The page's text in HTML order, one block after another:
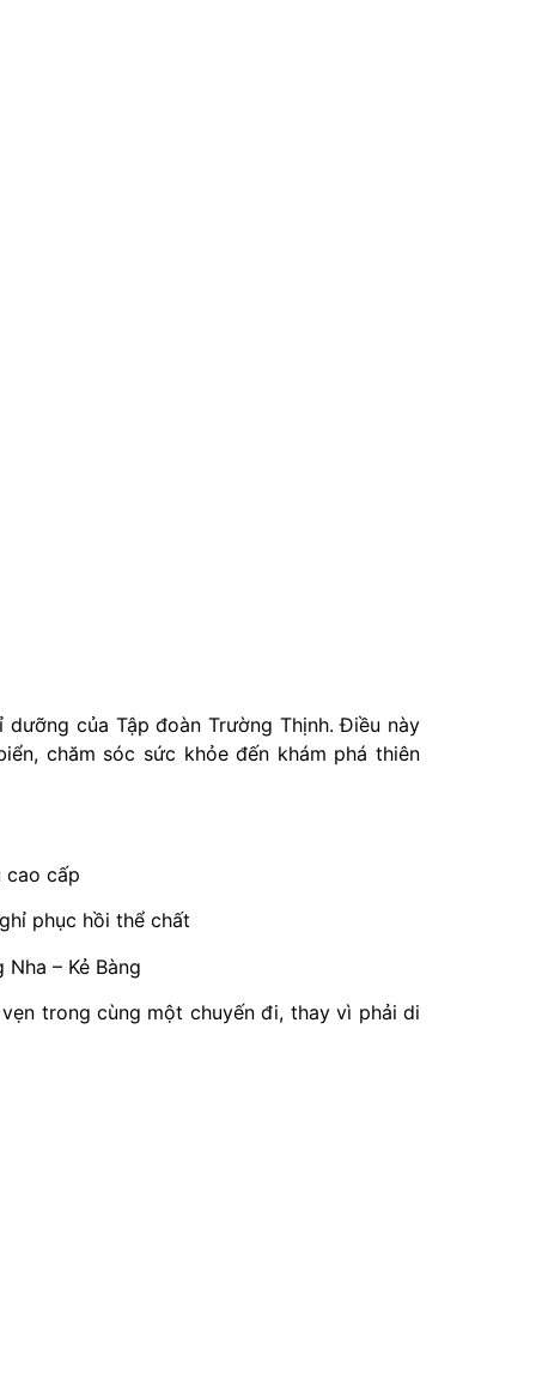
của Tập đoàn Trường Thịnh. Điều này
chăm sóc sức khỏe đến khám phá thiên
cao cấp
phục hồi thể chất
– Kẻ Bàng
trong cùng một chuyến đi, thay vì phải di